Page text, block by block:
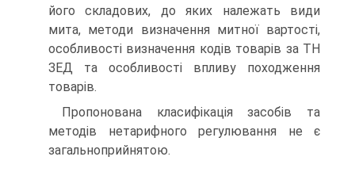
його складових, до яких належать види
мита, методи визначення митної вартості,
особливості визначення кодів товарів за ТН
ЗЕД та особливості впливу походження
товарів.
Пропонована класифікація засобів та
методів нетарифного регулювання не є
загальноприйнятою.